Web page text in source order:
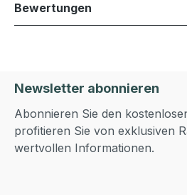
Bewertungen
Newsletter abonnieren
Abonnieren Sie den
profitieren Sie von exklusiven
wertvollen Informationen.